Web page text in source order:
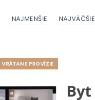
NAJMENŠIE NAJVÄČŠIE
VRÁTANE PROVÍZIE